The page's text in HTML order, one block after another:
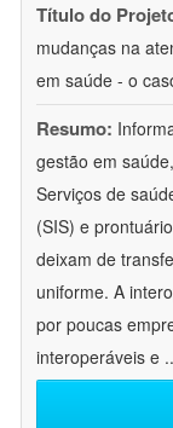
Título do
mudanças na
em saúde - o
Resumo:
gestão em
Serviços de
(SIS) e
deixam de
uniforme. A
por poucas
interoperáveis e